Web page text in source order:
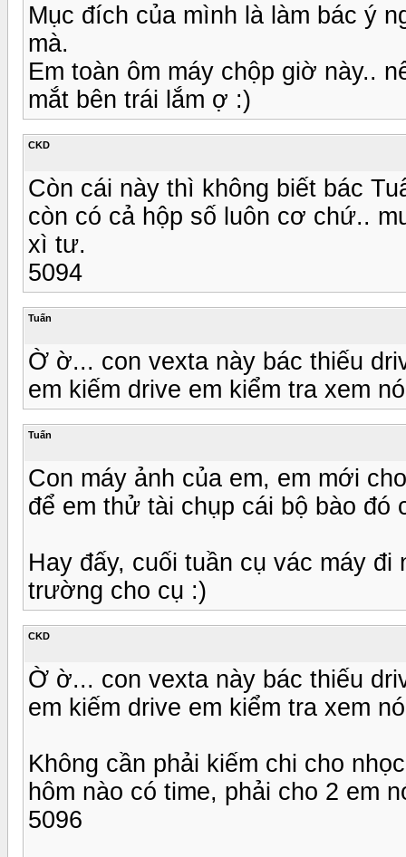
Mục đích của mình là làm bác ý
mà.
Em toàn ôm máy chộp giờ này..
mắt bên trái lắm ợ :)
CKD
Còn cái này thì không biết bác
còn có cả hộp số luôn cơ chứ..
xì tư.
5094
Tuấn
Ờ ờ... con vexta này bác thiếu
em kiếm drive em kiểm tra xem
Tuấn
Con máy ảnh của em, em mới
để em thử tài chụp cái bộ bào đó
Hay đấy, cuối tuần cụ vác máy
trường cho cụ :)
CKD
Ờ ờ... con vexta này bác thiếu
em kiếm drive em kiểm tra xem
Không cần phải kiếm chi cho
hôm nào có time, phải cho 2 em
5096